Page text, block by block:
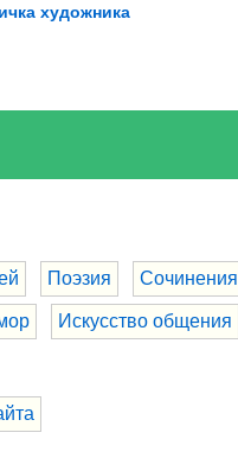
художника
Поэзия Сочинения
Искусство общения